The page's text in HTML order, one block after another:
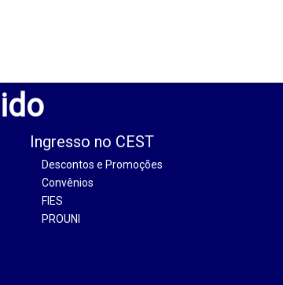
Ingresso no CEST
Descontos e Promoções
Convênios
FIES
PROUNI